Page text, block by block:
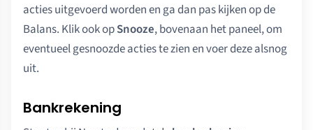
acties uitgevoerd worden en ga dan pas kijken op de
Balans. Klik ook opSnooze, bovenaan het paneel, om
eventueel gesnoozde acties te zien en voer deze alsnog
uit.
Bankrekening